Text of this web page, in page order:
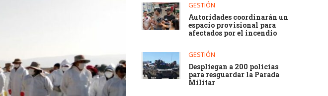
GESTIÓN
Autoridades coordinarán un
espacio provisional para
afectados por el incendio
GESTIÓN
Despliegan a 200 policías
para resguardar la Parada
Militar